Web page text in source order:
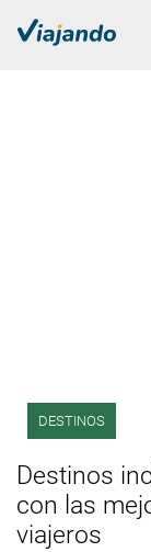
DESTINOS
Destinos
con las
viajeros